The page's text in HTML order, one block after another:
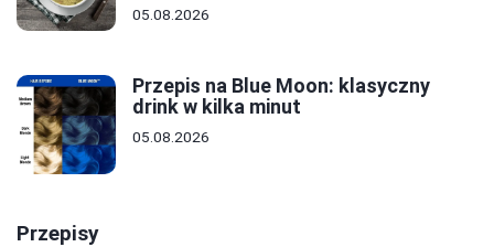
05.08.2026
Przepis na Blue Moon: klasyczny
drink w kilka minut
05.08.2026
Przepisy